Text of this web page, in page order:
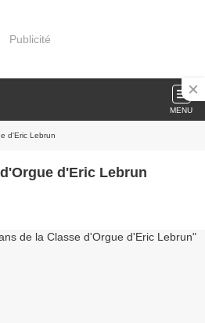
Publicité
MENU
d'Eric Lebrun
d'Eric Lebrun